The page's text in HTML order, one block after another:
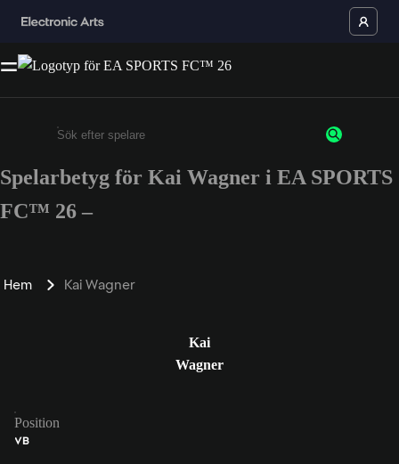
Ange minst 3 tecken eller siffror
Spelarbetyg för Kai Wagner i EA SPORTS
FC™ 26 –
Hem Kai Wagner
Kai
Wagner
Position
VB